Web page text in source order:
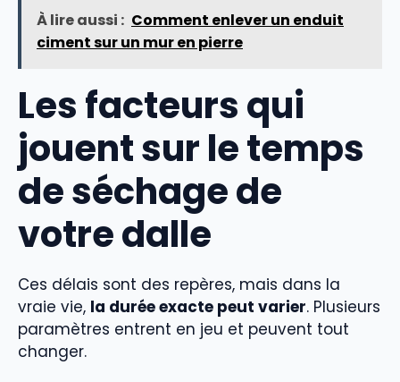
À lire aussi : Comment enlever un enduit
ciment sur un mur en pierre
Les facteurs qui
jouent sur le temps
de séchage de
votre dalle
Ces délais sont des repères, mais dans la
vraie vie, la durée exacte peut varier. Plusieurs
paramètres entrent en jeu et peuvent tout
changer.